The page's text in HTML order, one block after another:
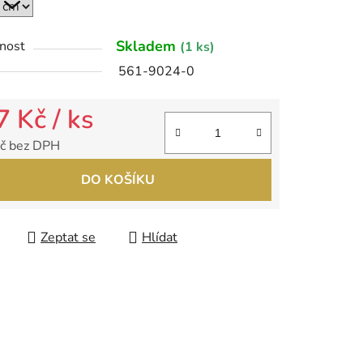
Skladem (1 ks)
561-9024-0
Kč/ ks
bez DPH
DO KOŠÍKU
Zeptat se Hlídat